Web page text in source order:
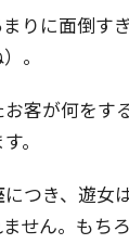
りに面倒す
。
客が何をす
。
につき、遊女
せん。もち